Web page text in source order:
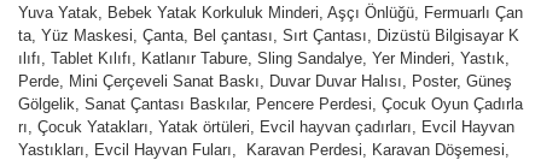
Yuva Yatak, Bebek Yatak Korkuluk Minderi, Aşçı Önlüğü, Fermuarlı Çan
ta, Yüz Maskesi, Çanta, Bel çantası, Sırt Çantası, Dizüstü Bilgisayar K
ılıfı, Tablet Kılıfı, Katlanır Tabure, Sling Sandalye, Yer Minderi, Yastık,
Perde, Mini Çerçeveli Sanat Baskı, Duvar Duvar Halısı, Poster, Güneş
Gölgelik, Sanat Çantası Baskılar, Pencere Perdesi, Çocuk Oyun Çadırla
rı, Çocuk Yatakları, Yatak örtüleri, Evcil hayvan çadırları, Evcil Hayvan
Yastıkları, Evcil Hayvan Fuları, Karavan Perdesi, Karavan Döşemesi,